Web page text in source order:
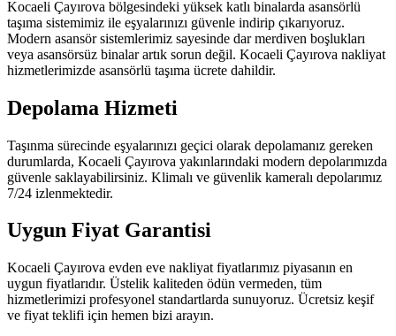
Kocaeli Çayırova bölgesindeki yüksek katlı binalarda asansörlü
taşıma sistemimiz ile eşyalarınızı güvenle indirip çıkarıyoruz.
Modern asansör sistemlerimiz sayesinde dar merdiven boşlukları
veya asansörsüz binalar artık sorun değil. Kocaeli Çayırova nakliyat
hizmetlerimizde asansörlü taşıma ücrete dahildir.
Depolama Hizmeti
Taşınma sürecinde eşyalarınızı geçici olarak depolamanız gereken
durumlarda, Kocaeli Çayırova yakınlarındaki modern depolarımızda
güvenle saklayabilirsiniz. Klimalı ve güvenlik kameralı depolarımız
7/24 izlenmektedir.
Uygun Fiyat Garantisi
Kocaeli Çayırova evden eve nakliyat fiyatlarımız piyasanın en
uygun fiyatlarıdır. Üstelik kaliteden ödün vermeden, tüm
hizmetlerimizi profesyonel standartlarda sunuyoruz. Ücretsiz keşif
ve fiyat teklifi için hemen bizi arayın.